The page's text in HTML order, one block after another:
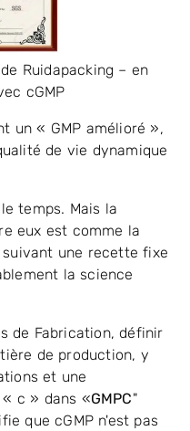
Ruidapacking – en
cGMP
un « GMP amélioré »,
de vie dynamique
temps. Mais la
eux est comme la
une recette fixe
la science
de Fabrication, définir
de production, y
et une
c » dans «GMPC"
que cGMP n'est pas